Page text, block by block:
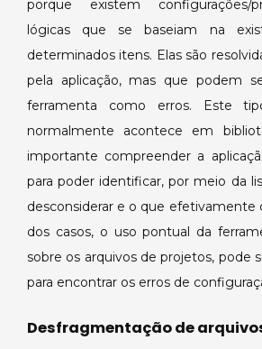
porque existem configurações/
lógicas que se baseiam na
determinados itens. Elas são
pela aplicação, mas que podem
ferramenta como erros. Este
normalmente acontece em
importante compreender a
para poder identificar, por meio da
desconsiderar e o que efetivamente
dos casos, o uso pontual da
sobre os arquivos de projetos, pode
para encontrar os erros de
Desfragmentação de